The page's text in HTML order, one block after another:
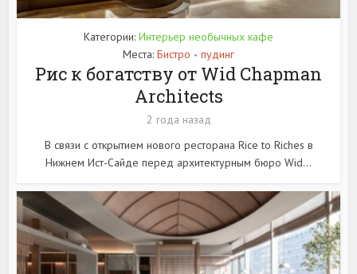
Категории: Интерьер необычных кафе
Места: Бистро • пудинг
Рис к богатству от Wid Chapman
Architects
2 года назад
В связи с открытием нового ресторана Rice to Riches в
Нижнем Ист-Сайде перед архитектурным бюро Wid...